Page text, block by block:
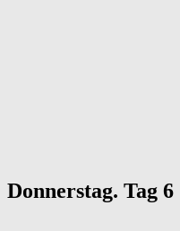
Donnerstag. Tag 6